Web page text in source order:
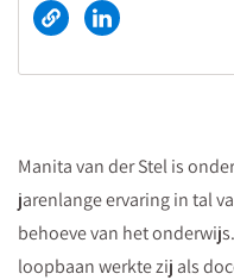
Manita van der Stel is
jarenlange ervaring in tal
behoeve van het
loopbaan werkte zij als